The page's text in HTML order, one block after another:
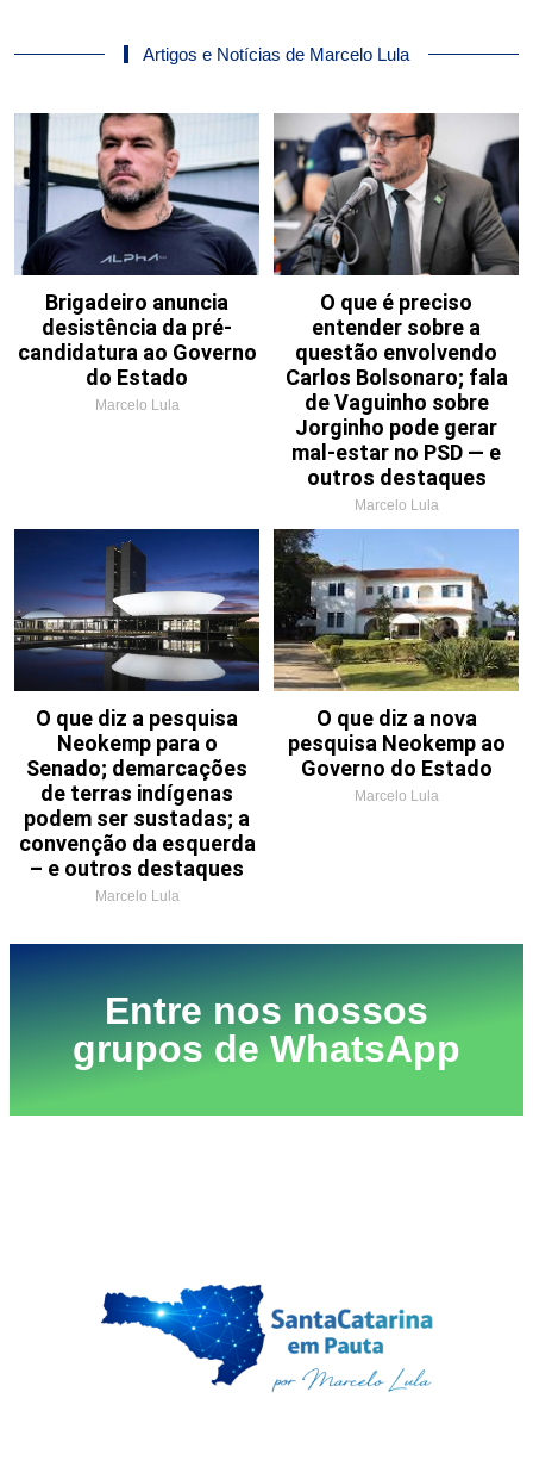
Artigos e Notícias de Marcelo Lula
Brigadeiro anuncia
desistência da pré-
candidatura ao Governo
do Estado
Marcelo Lula
O que é preciso
entender sobre a
questão envolvendo
Carlos Bolsonaro; fala
de Vaguinho sobre
Jorginho pode gerar
mal-estar no PSD — e
outros destaques
Marcelo Lula
O que diz a pesquisa
Neokemp para o
Senado; demarcações
de terras indígenas
podem ser sustadas; a
convenção da esquerda
– e outros destaques
Marcelo Lula
O que diz a nova
pesquisa Neokemp ao
Governo do Estado
Marcelo Lula
Entre nos nossos
grupos de WhatsApp